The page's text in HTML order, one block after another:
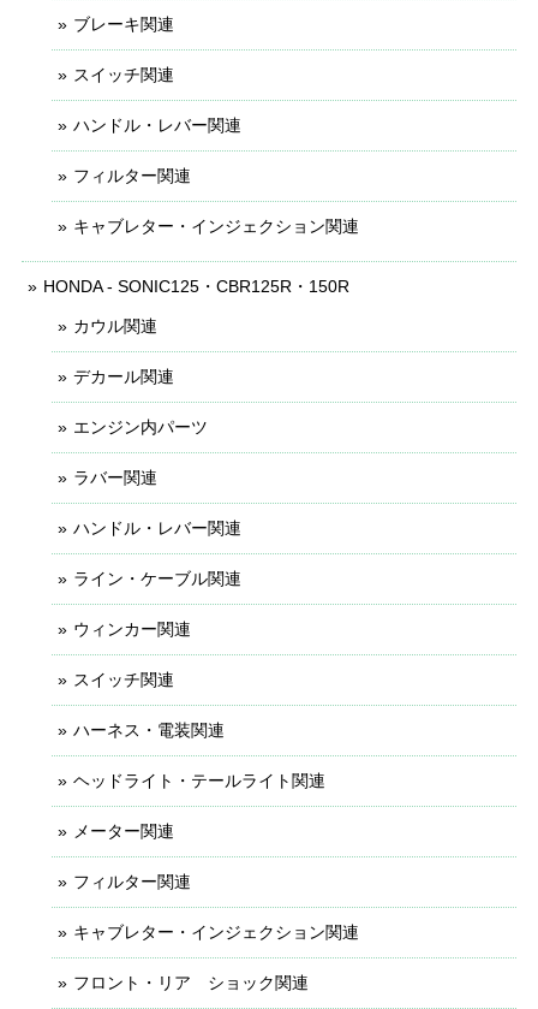
ブレーキ関連
スイッチ関連
ハンドル・レバー関連
フィルター関連
キャブレター・インジェクション関連
HONDA - SONIC125・CBR125R・150R
カウル関連
デカール関連
エンジン内パーツ
ラバー関連
ハンドル・レバー関連
ライン・ケーブル関連
ウィンカー関連
スイッチ関連
ハーネス・電装関連
ヘッドライト・テールライト関連
メーター関連
フィルター関連
キャブレター・インジェクション関連
フロント・リア ショック関連